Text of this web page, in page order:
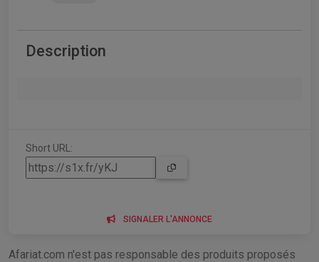
Description
Short URL:
SIGNALER L'ANNONCE
Afariat.com n'est pas responsable des produits proposés